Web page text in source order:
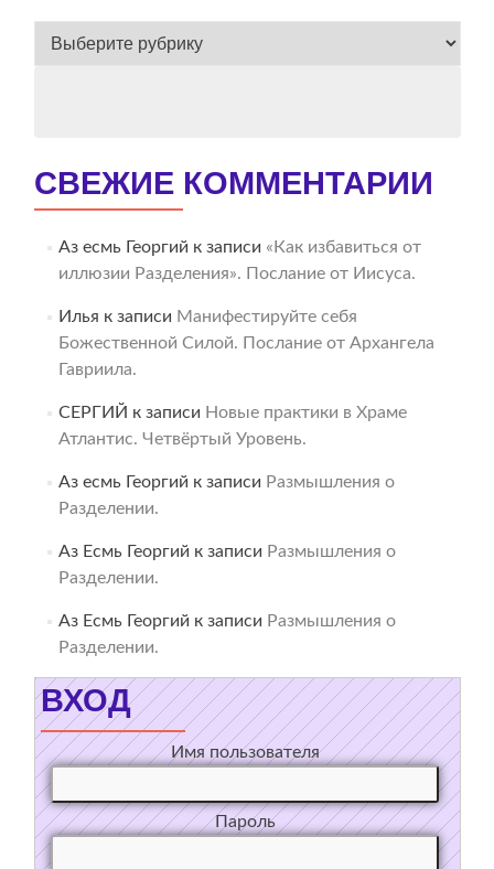
ВЕСЬ
СВЕЖИЕ КОММЕНТАРИИ
Аз есмь Георгий к записи «Как избавиться от
иллюзии Разделения». Послание от Иисуса.
Илья к записи Манифестируйте себя
Божественной Силой. Послание от Архангела
Гавриила.
СЕРГИЙ к записи Новые практики в Храме
Атлантис. Четвёртый Уровень.
Аз есмь Георгий к записи Размышления о
Разделении.
Аз Есмь Георгий к записи Размышления о
Разделении.
Аз Есмь Георгий к записи Размышления о
Разделении.
ВХОД
Имя пользователя
Пароль